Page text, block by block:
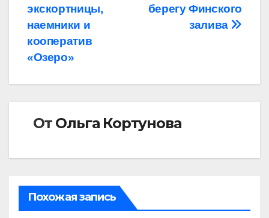
берегу Финского
залива
экскортницы,
наемники и
кооператив
«Озеро»
От Ольга Кортунова
Похожая запись